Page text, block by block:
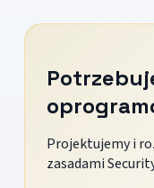
Projektujemy i
zasadami